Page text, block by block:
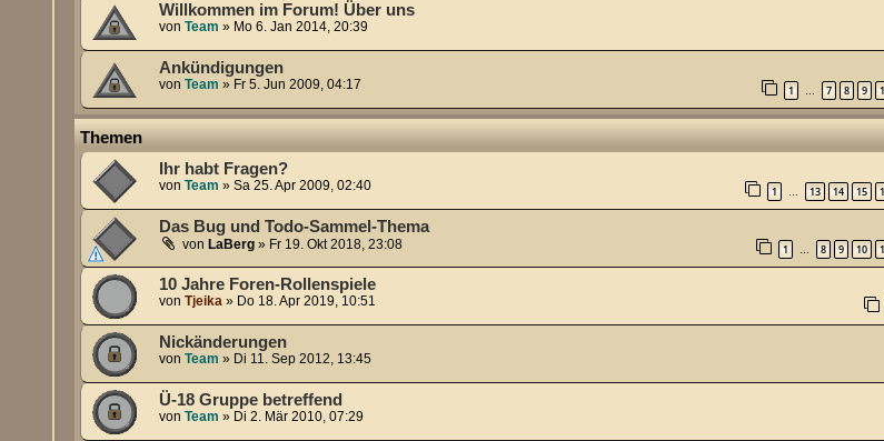
Willkommen im Forum! Über uns
vonTeam » Mo 6. Jan 2014, 20:39
Ankündigungen
vonTeam » Fr 5. Jun 2009, 04:17 1 7 8 9
Themen
Ihr habt Fragen?
vonTeam »Sa 25. Apr 2009, 02:40 1 13 14 15
Das Bug und Todo-Sammel-Thema
von LaBerg » Fr 19. Okt 2018, 23:08 1 8 9 10
10 Jahre Foren-Rollenspiele
vonTjeika » Do 18. Apr 2019, 10:51
Nickänderungen
vonTeam » Di 11. Sep 2012, 13:45
Ü-18 Gruppe betreffend
vonTeam » Di 2. Mär 2010, 07:29